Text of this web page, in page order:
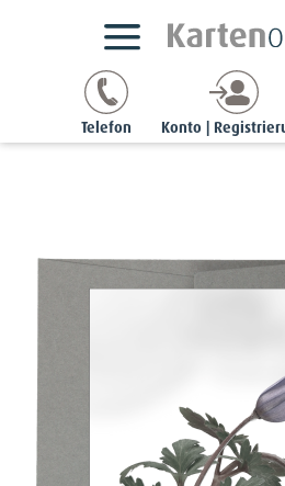
Telefon Konto |
Beileidskarte «In stiller Anteilnahme»